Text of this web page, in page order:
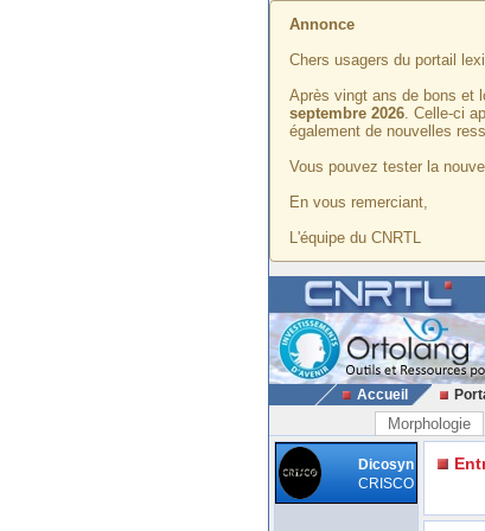
Annonce
Chers usagers du portail
Après vingt ans de bons et
septembre 2026. Celle-ci
également de nouvelles
Vous pouvez tester la
En vous remerciant,
L'équipe du CNRTL
Accueil
Morphologie
Dicosyn
CRISCO